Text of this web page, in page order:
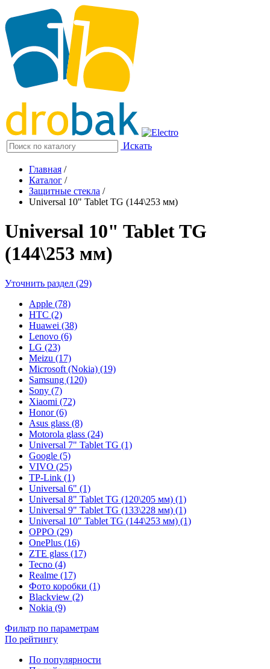
Искать
Главная /
Каталог /
Защитные стекла /
Universal 10" Tablet TG (144\253 мм)
Universal 10" Tablet TG
(144\253 мм)
Уточнить раздел (29)
Apple (78)
HTC (2)
Huawei (38)
Lenovo (6)
LG (23)
Meizu (17)
Microsoft (Nokia) (19)
Samsung (120)
Sony (7)
Xiaomi (72)
Honor (6)
Asus glass (8)
Motorola glass (24)
Universal 7" Tablet TG (1)
Google (5)
VIVO (25)
TP-Link (1)
Universal 6" (1)
Universal 8" Tablet TG (120\205 мм) (1)
Universal 9" Tablet TG (133\228 мм) (1)
Universal 10" Tablet TG (144\253 мм) (1)
OPPO (29)
OnePlus (16)
ZTE glass (17)
Tecno (4)
Realme (17)
Фото коробки (1)
Blackview (2)
Nokia (9)
Фильтр по параметрам
По рейтингу
По популярности